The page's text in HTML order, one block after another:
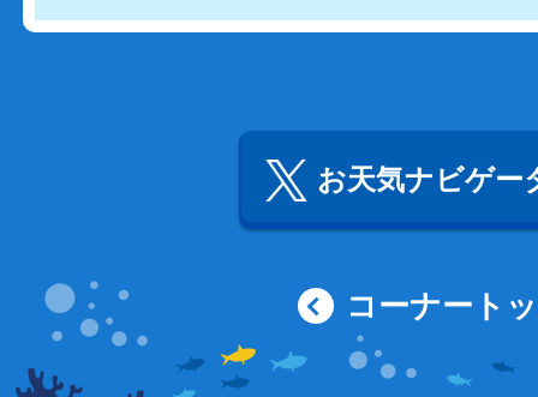
お天気ナビゲー
コーナート